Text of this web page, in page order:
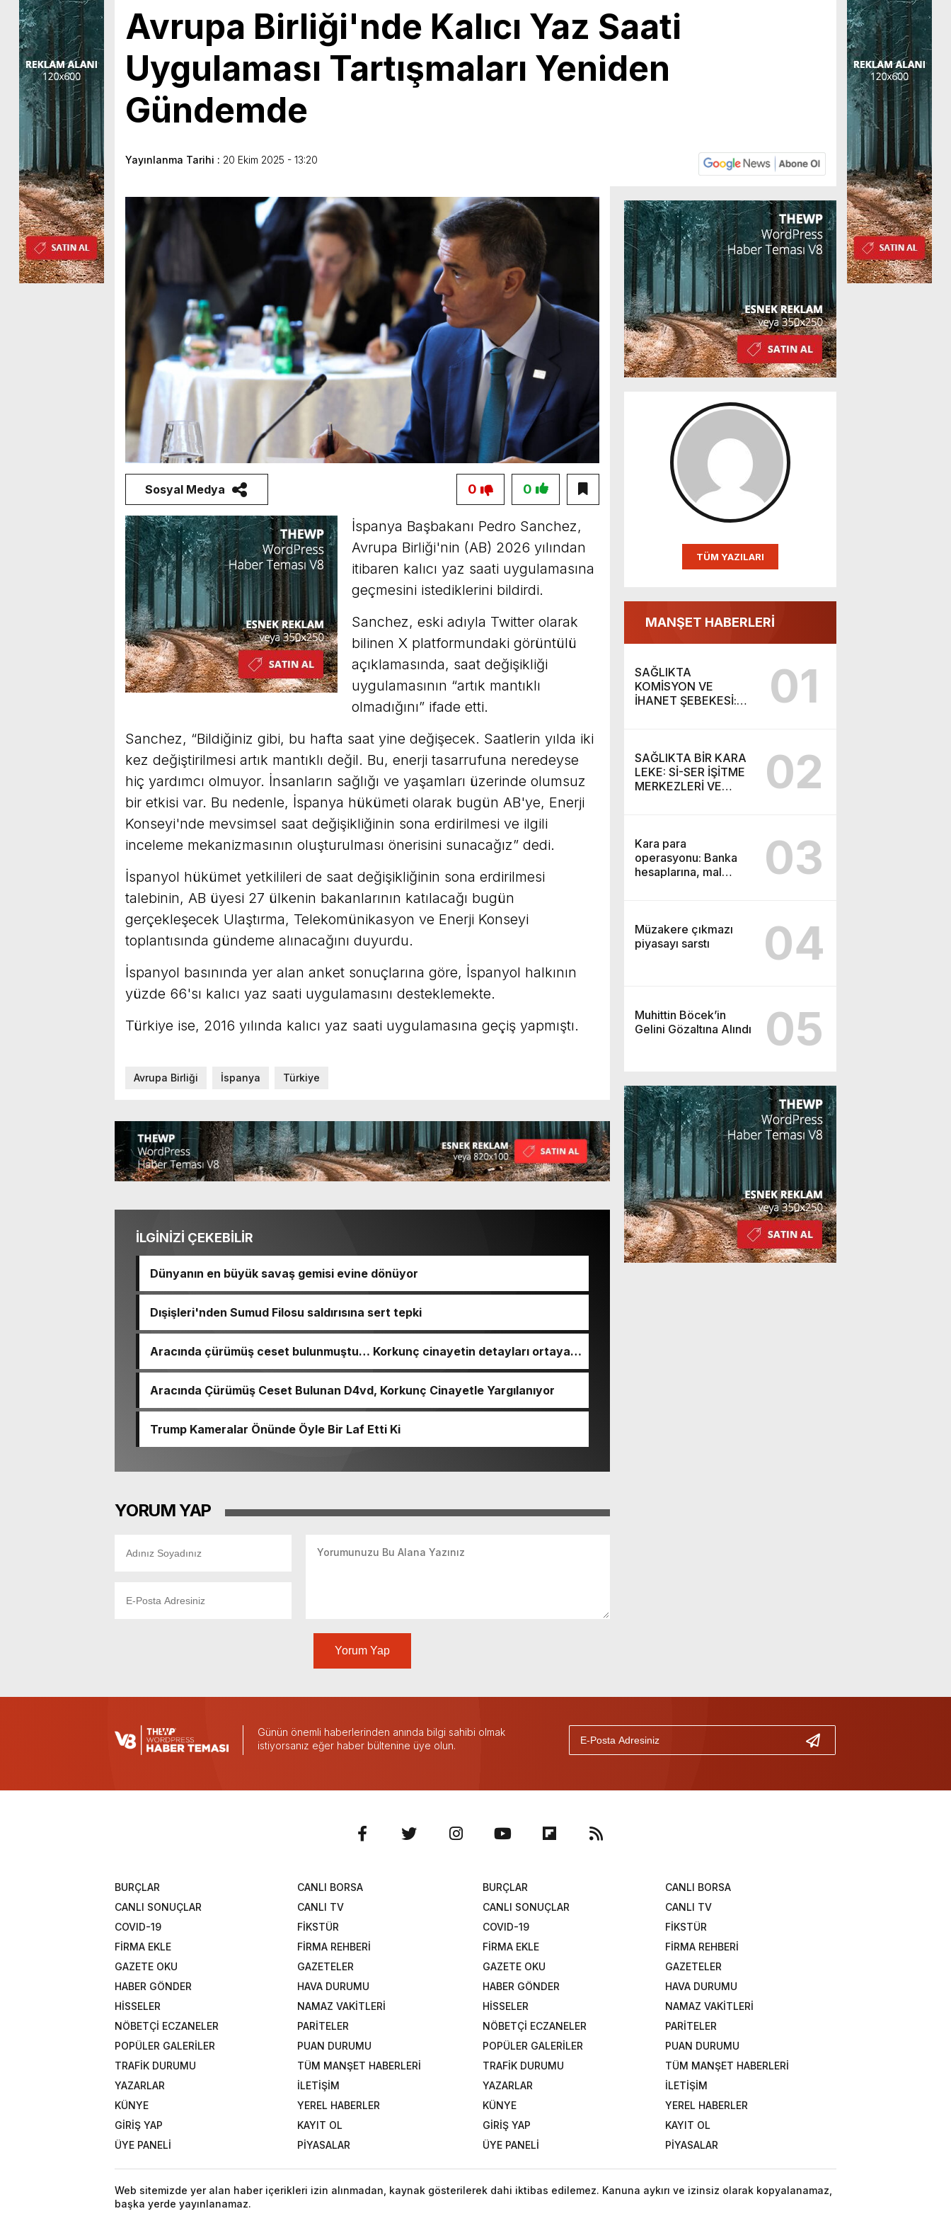
Avrupa Birliği'nde Kalıcı Yaz Saati
Uygulaması Tartışmaları Yeniden
Gündemde
Yayınlanma Tarihi : 20 Ekim 2025 - 13:20
TÜM YAZILARI
MANŞET HABERLERİ
SAĞLIKTA
KOMİSYON VE
İHANET ŞEBEKESİ:
VURGUNU!
01
SAĞLIKTA BİR KARA
LEKE: Sİ-SER İŞİTME
MERKEZLERİ VE
02
Kara para
operasyonu: Banka
hesaplarına, mal
03
Müzakere çıkmazı
piyasayı sarstı
04
Muhittin Böcek’in
Gelini Gözaltına Alındı
05
Sosyal Medya 0
0
İspanya Başbakanı Pedro Sanchez,
Avrupa Birliği'nin (AB) 2026 yılından
itibaren kalıcı yaz saati uygulamasına
geçmesini istediklerini bildirdi.
Sanchez, eski adıyla Twitter olarak
bilinen X platformundaki görüntülü
açıklamasında, saat değişikliği
uygulamasının “artık mantıklı
olmadığını” ifade etti.
Sanchez, “Bildiğiniz gibi, bu hafta saat yine değişecek. Saatlerin yılda iki
kez değiştirilmesi artık mantıklı değil. Bu, enerji tasarrufuna neredeyse
hiç yardımcı olmuyor. İnsanların sağlığı ve yaşamları üzerinde olumsuz
bir etkisi var. Bu nedenle, İspanya hükümeti olarak bugün AB'ye, Enerji
Konseyi'nde mevsimsel saat değişikliğinin sona erdirilmesi ve ilgili
inceleme mekanizmasının oluşturulması önerisini sunacağız” dedi.
İspanyol hükümet yetkilileri de saat değişikliğinin sona erdirilmesi
talebinin, AB üyesi 27 ülkenin bakanlarının katılacağı bugün
gerçekleşecek Ulaştırma, Telekomünikasyon ve Enerji Konseyi
toplantısında gündeme alınacağını duyurdu.
İspanyol basınında yer alan anket sonuçlarına göre, İspanyol halkının
yüzde 66'sı kalıcı yaz saati uygulamasını desteklemekte.
Türkiye ise, 2016 yılında kalıcı yaz saati uygulamasına geçiş yapmıştı.
Avrupa Birliği İspanya Türkiye
İLGİNİZİ ÇEKEBİLİR
Dünyanın en büyük savaş gemisi evine dönüyor
Dışişleri'nden Sumud Filosu saldırısına sert tepki
Aracında çürümüş ceset bulunmuştu… Korkunç cinayetin detayları ortaya
çıktı
Aracında Çürümüş Ceset Bulunan D4vd, Korkunç Cinayetle Yargılanıyor
Trump Kameralar Önünde Öyle Bir Laf Etti Ki
YORUM YAP
Yorum Yap
Günün önemli haberlerinden anında bilgi sahibi olmak
istiyorsanız eğer haber bültenine üye olun.
BURÇLAR
CANLI BORSA
CANLI SONUÇLAR
CANLI TV
COVID-19
FİKSTÜR
FİRMA EKLE
FİRMA REHBERİ
GAZETE OKU
GAZETELER
HABER GÖNDER
HAVA DURUMU
HİSSELER
NAMAZ VAKİTLERİ
NÖBETÇİ ECZANELER
PARİTELER
POPÜLER GALERİLER
PUAN DURUMU
TRAFİK DURUMU
TÜM MANŞET HABERLERİ
YAZARLAR
İLETİŞİM
KÜNYE
YEREL HABERLER
GİRİŞ YAP
KAYIT OL
ÜYE PANELİ
PİYASALAR
BURÇLAR
CANLI BORSA
CANLI SONUÇLAR
CANLI TV
COVID-19
FİKSTÜR
FİRMA EKLE
FİRMA REHBERİ
GAZETE OKU
GAZETELER
HABER GÖNDER
HAVA DURUMU
HİSSELER
NAMAZ VAKİTLERİ
NÖBETÇİ ECZANELER
PARİTELER
POPÜLER GALERİLER
PUAN DURUMU
TRAFİK DURUMU
TÜM MANŞET HABERLERİ
YAZARLAR
İLETİŞİM
KÜNYE
YEREL HABERLER
GİRİŞ YAP
KAYIT OL
ÜYE PANELİ
PİYASALAR
Web sitemizde yer alan haber içerikleri izin alınmadan, kaynak gösterilerek dahi iktibas edilemez. Kanuna aykırı ve izinsiz olarak kopyalanamaz,
başka yerde yayınlanamaz.